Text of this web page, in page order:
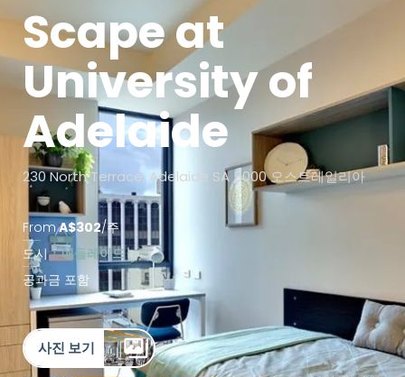
Scape at
University of
Adelaide
230 North Terrace, Adelaide SA 5000 오스트레일리아
From A$302/주
도시
애들레이드
공과금 포함
사진 보기